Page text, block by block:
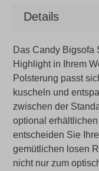
Details
Das Candy Bigsofa
Highlight in Ihrem
Polsterung passt
kuscheln und
zwischen der
optional
entscheiden Sie
gemütlichen losen
nicht nur zum